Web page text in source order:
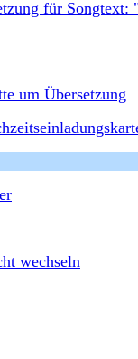
für Songtext:
um Übersetzung
wechseln